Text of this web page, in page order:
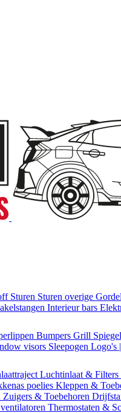
Sturen Sturen overige
Interieur bars
Bumpers Grill
visors Sleepogen Logo's
Luchtinlaat & Filters
poelies Kleppen &
Zuigers & Toebehoren
Thermostaten &